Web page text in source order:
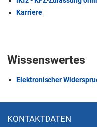
Karriere
Wissenswertes
Elektronischer
KONTAKTDATEN